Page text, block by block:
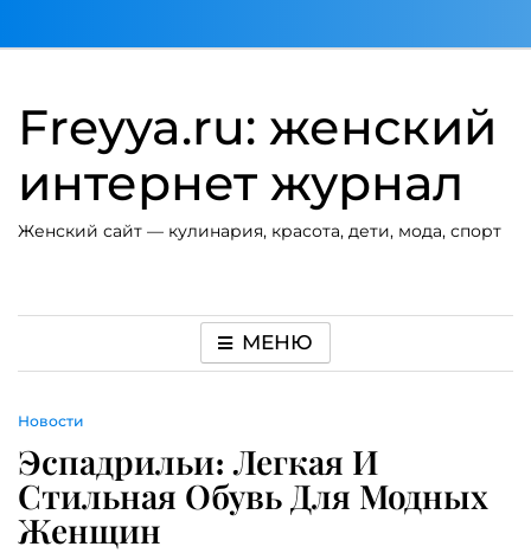
Freyya.ru: женский
интернет журнал
Женский сайт — кулинария, красота, дети, мода, спорт
МЕНЮ
Новости
Эспадрильи: Легкая И
Стильная Обувь Для Модных
Женщин